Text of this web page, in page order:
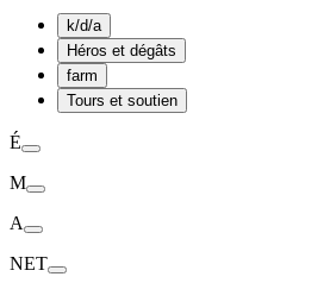
k/d/a
Héros et dégâts
farm
Tours et soutien
É
M
A
NET